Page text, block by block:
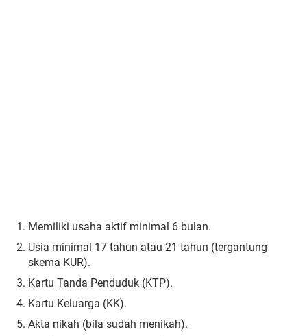
Memiliki usaha aktif minimal 6 bulan.
Usia minimal 17 tahun atau 21 tahun (tergantung
skema KUR).
Kartu Tanda Penduduk (KTP).
Kartu Keluarga (KK).
Akta nikah (bila sudah menikah).